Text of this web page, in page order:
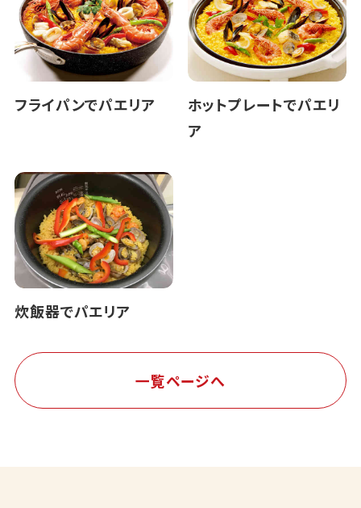
フライパンでパエリア
ホットプレートでパエリ
ア
炊飯器でパエリア
一覧ページへ